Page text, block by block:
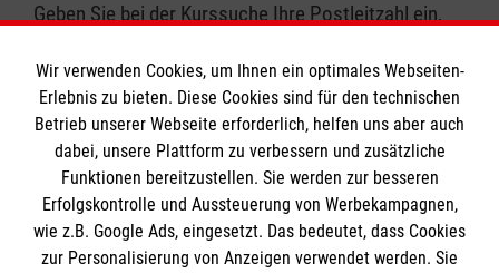
Geben Sie bei der Kurssuche Ihre Postleitzahl ein,
akzeptieren in der Regel Bildungsgutscheine.
Hinweis:Hinweis:
Schauen Sie auch unter der Kursart „Pflege-
Fortbildung“ nach passenden Angeboten.
Jetzt anmelden >
Wir verwenden Cookies, um Ihnen ein optimales Webseiten-
Erlebnis zu bieten. Diese Cookies sind für den technischen
Betrieb unserer Webseite erforderlich, helfen uns aber auch
dabei, unsere Plattform zu verbessern und zusätzliche
Funktionen bereitzustellen. Sie werden zur besseren
Erfolgskontrolle und Aussteuerung von Werbekampagnen,
wie z.B. Google Ads, eingesetzt. Das bedeutet, dass Cookies
zur Personalisierung von Anzeigen verwendet werden. Sie